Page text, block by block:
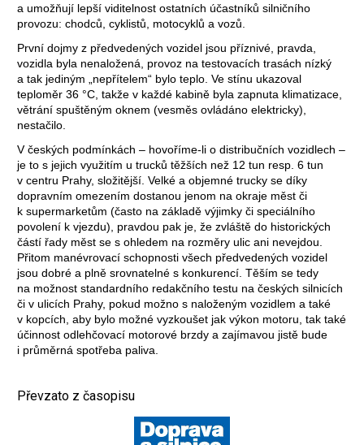
a umožňují lepší viditelnost ostatních účastníků silničního
provozu: chodců, cyklistů, motocyklů a vozů.
První dojmy z předvedených vozidel jsou příznivé, pravda,
vozidla byla nenaložená, provoz na testovacích trasách nízký
a tak jediným „nepřítelem“ bylo teplo. Ve stínu ukazoval
teploměr 36 °C, takže v každé kabině byla zapnuta klimatizace,
větrání spuštěným oknem (vesměs ovládáno elektricky),
nestačilo.
V českých podmínkách – hovoříme-li o distribučních vozidlech –
je to s jejich využitím u trucků těžších než 12 tun resp. 6 tun
v centru Prahy, složitější. Velké a objemné trucky se díky
dopravním omezením dostanou jenom na okraje měst či
k supermarketům (často na základě výjimky či speciálního
povolení k vjezdu), pravdou pak je, že zvláště do historických
částí řady měst se s ohledem na rozměry ulic ani nevejdou.
Přitom manévrovací schopnosti všech předvedených vozidel
jsou dobré a plně srovnatelné s konkurencí. Těším se tedy
na možnost standardního redakčního testu na českých silnicích
či v ulicích Prahy, pokud možno s naloženým vozidlem a také
v kopcích, aby bylo možné vyzkoušet jak výkon motoru, tak také
účinnost odlehčovací motorové brzdy a zajímavou jistě bude
i průměrná spotřeba paliva.
Převzato z časopisu